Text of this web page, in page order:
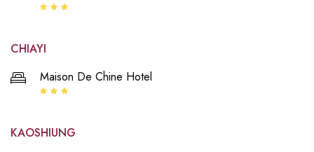
CHIAYI
Maison De Chine Hotel
KAOSHIUNG